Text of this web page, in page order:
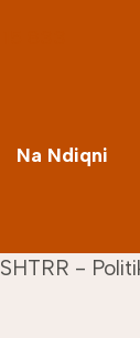
833
Na Ndiqni
-